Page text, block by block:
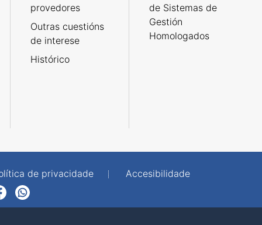
provedores
Outras cuestións
de interese
Histórico
de Sistemas de
Gestión
Homologados
de privacidade
Accesibilidade